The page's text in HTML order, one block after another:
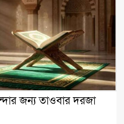
জন্য তাওবার দরজা